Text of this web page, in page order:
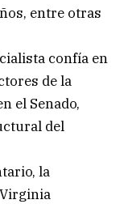
entre otras
confía en
de la
el Senado,
del
la